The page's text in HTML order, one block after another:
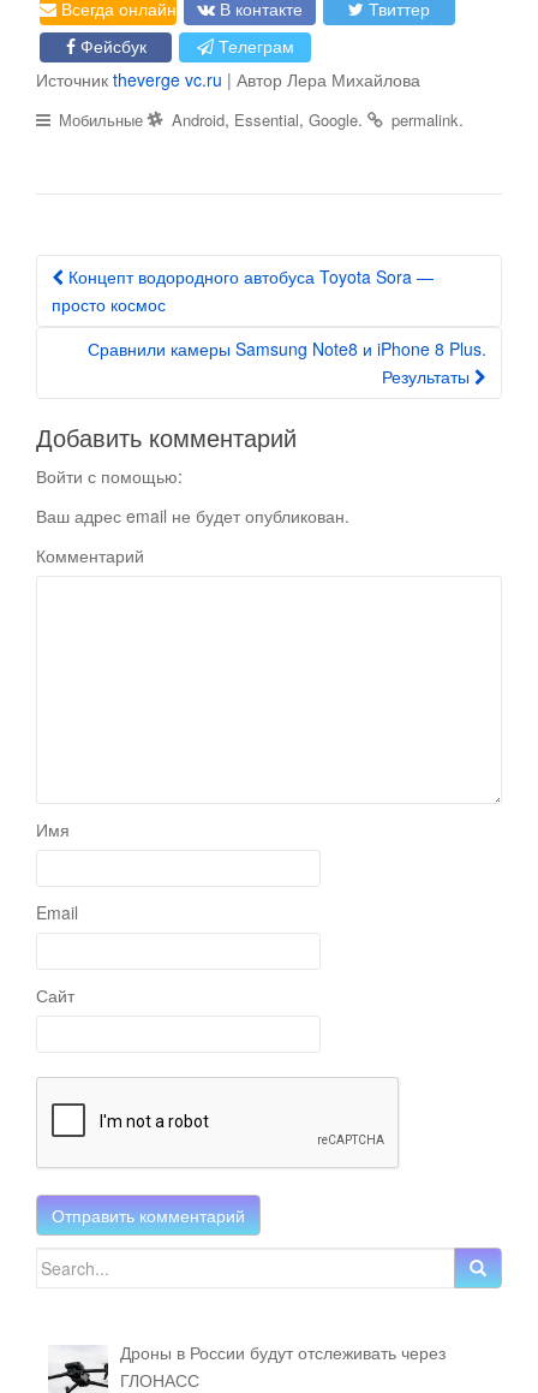
Всегда онлайн
В контакте
Твиттер
Фейсбук
Телеграм
Источник theverge vc.ru | Автор Лера Михайлова
Мобильные Android, Essential, Google. permalink.
Post navigation
Концепт водородного автобуса Toyota Sora —
просто космос
Сравнили камеры Samsung Note8 и iPhone 8 Plus.
Результаты
Добавить комментарий
Войти с помощью:
Ваш адрес email не будет опубликован.
Комментарий
Имя
Email
Сайт
Search for:
Дроны в России будут отслеживать через
ГЛОНАСС